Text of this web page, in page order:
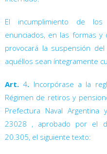
El incumplimiento de los
enunciados, en las formas
provocará la suspensión
aquéllos sean íntegramente
Art.4. Incorpórase a la
Régimen de retiros y
Prefectura Naval
23028 , aprobado por el
20.305, el siguiente texto: